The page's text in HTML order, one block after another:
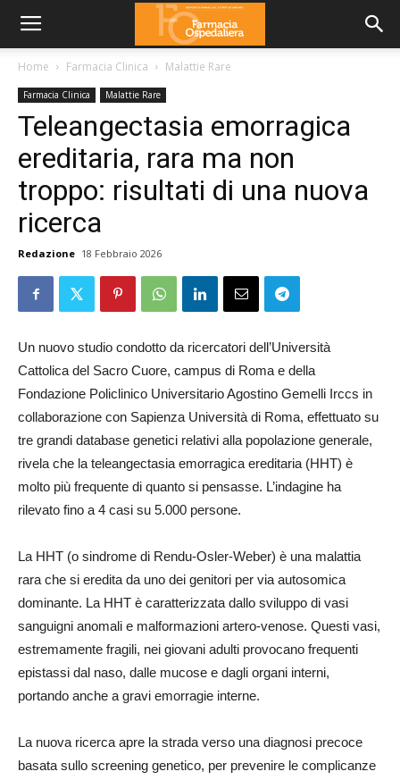
Home Farmacia Clinica Malattie Rare
Farmacia Clinica Malattie Rare
Teleangectasia emorragica
ereditaria, rara ma non
troppo: risultati di una nuova
ricerca
Redazione 18 Febbraio 2026
Un nuovo studio condotto da ricercatori dell’Università
Cattolica del Sacro Cuore, campus di Roma e della
Fondazione Policlinico Universitario Agostino Gemelli Irccs in
collaborazione con Sapienza Università di Roma, effettuato su
tre grandi database genetici relativi alla popolazione generale,
rivela che la teleangectasia emorragica ereditaria (HHT) è
molto più frequente di quanto si pensasse. L’indagine ha
rilevato fino a 4 casi su 5.000 persone.
La HHT (o sindrome di Rendu-Osler-Weber) è una malattia
rara che si eredita da uno dei genitori per via autosomica
dominante. La HHT è caratterizzata dallo sviluppo di vasi
sanguigni anomali e malformazioni artero-venose. Questi vasi,
estremamente fragili, nei giovani adulti provocano frequenti
epistassi dal naso, dalle mucose e dagli organi interni,
portando anche a gravi emorragie interne.
La nuova ricerca apre la strada verso una diagnosi precoce
basata sullo screening genetico, per prevenire le complicanze